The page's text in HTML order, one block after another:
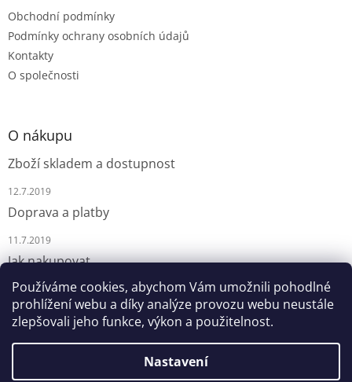
Používáme cookies, abychom Vám umožnili pohodlné
prohlížení webu a díky analýze provozu webu neustále
zlepšovali jeho funkce, výkon a použitelnost.
Nastavení
Obchodní podmínky
Podmínky ochrany osobních údajů
Kontakty
O společnosti
O nákupu
Zboží skladem a dostupnost
12.7.2019
Doprava a platby
11.7.2019
Jak nakupovat
9.7.2019
Vytvořil Shoptet